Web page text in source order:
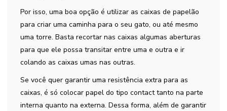
Por isso, uma boa opção é utilizar as caixas de papelão
para criar uma caminha para o seu gato, ou até mesmo
uma torre. Basta recortar nas caixas algumas aberturas
para que ele possa transitar entre uma e outra e ir
colando as caixas umas nas outras.
Se você quer garantir uma resistência extra para as
caixas, é só colocar papel do tipo contact tanto na parte
interna quanto na externa. Dessa forma, além de garantir